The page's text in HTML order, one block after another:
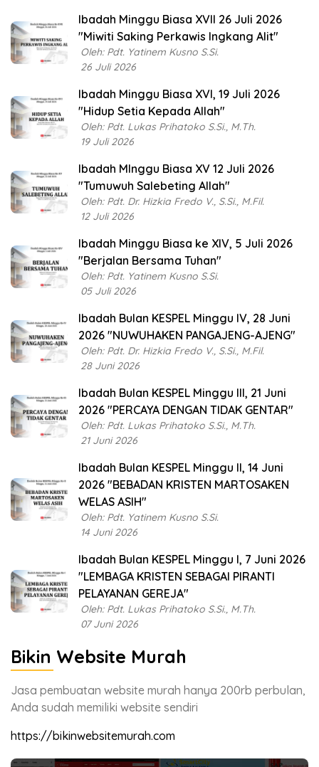
Ibadah Minggu Biasa XVII 26 Juli 2026
"Miwiti Saking Perkawis Ingkang Alit"
Oleh: Pdt. Yatinem Kusno S.Si.
26 Juli 2026
Ibadah Minggu Biasa XVI, 19 Juli 2026
"Hidup Setia Kepada Allah"
Oleh: Pdt. Lukas Prihatoko S.Si., M.Th.
19 Juli 2026
Ibadah MInggu Biasa XV 12 Juli 2026
"Tumuwuh Salebeting Allah"
Oleh: Pdt. Dr. Hizkia Fredo V., S.Si., M.Fil.
12 Juli 2026
Ibadah Minggu Biasa ke XIV, 5 Juli 2026
"Berjalan Bersama Tuhan"
Oleh: Pdt. Yatinem Kusno S.Si.
05 Juli 2026
Ibadah Bulan KESPEL Minggu IV, 28 Juni
2026 "NUWUHAKEN PANGAJENG-AJENG"
Oleh: Pdt. Dr. Hizkia Fredo V., S.Si., M.Fil.
28 Juni 2026
Ibadah Bulan KESPEL Minggu III, 21 Juni
2026 "PERCAYA DENGAN TIDAK GENTAR"
Oleh: Pdt. Lukas Prihatoko S.Si., M.Th.
21 Juni 2026
Ibadah Bulan KESPEL Minggu II, 14 Juni
2026 "BEBADAN KRISTEN MARTOSAKEN
WELAS ASIH"
Oleh: Pdt. Yatinem Kusno S.Si.
14 Juni 2026
Ibadah Bulan KESPEL Minggu I, 7 Juni 2026
"LEMBAGA KRISTEN SEBAGAI PIRANTI
PELAYANAN GEREJA"
Oleh: Pdt. Lukas Prihatoko S.Si., M.Th.
07 Juni 2026
Bikin Website Murah
Jasa pembuatan website murah hanya 200rb perbulan,
Anda sudah memiliki website sendiri
https://bikinwebsitemurah.com